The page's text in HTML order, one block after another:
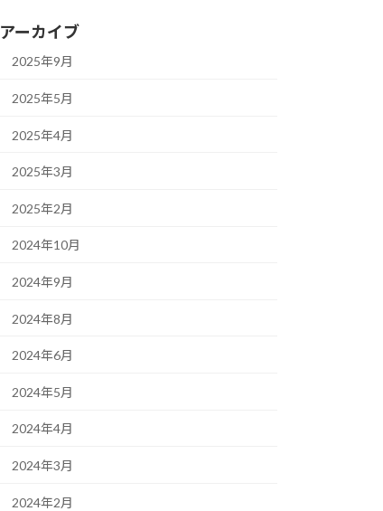
アーカイブ
2025年9月
2025年5月
2025年4月
2025年3月
2025年2月
2024年10月
2024年9月
2024年8月
2024年6月
2024年5月
2024年4月
2024年3月
2024年2月